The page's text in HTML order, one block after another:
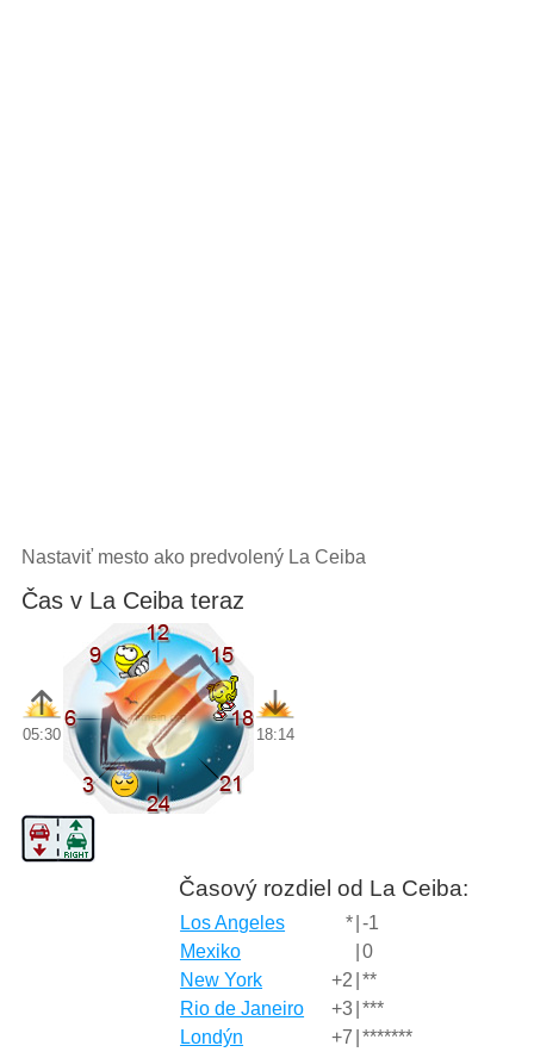
Nastaviť mesto ako predvolený La Ceiba
Čas v La Ceiba teraz
05:30 18:14
Časový rozdiel od La Ceiba:
Los Angeles * -1
Mexiko
0
New York
+2 **
Rio de Janeiro
+3 ***
Londýn
+7 *******